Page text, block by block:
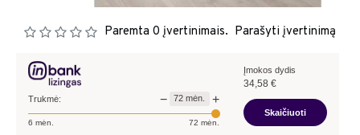
Paremta 0 įvertinimais. Parašyti įvertinimą
Trukmė: − 72 mėn. +
6 mėn. 72 mėn.
Įmokos dydis
34,58 €
Skaičiuoti